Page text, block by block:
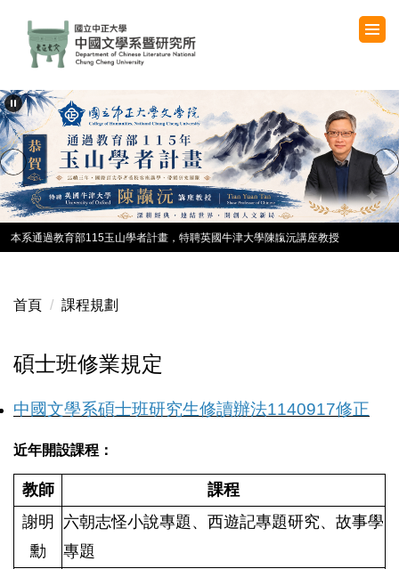
內
容
區
本系通過教育部115玉山學者計畫，特聘英國牛津大學陳靝沅講座教授
首頁 課程規劃
碩士班修業規定
中國文學系碩士班研究生修讀辦法1140917修正
近年開設課程：
教師
課程
謝明
勳
六朝志怪小說專題 、西遊記專題研究、故事學
專題